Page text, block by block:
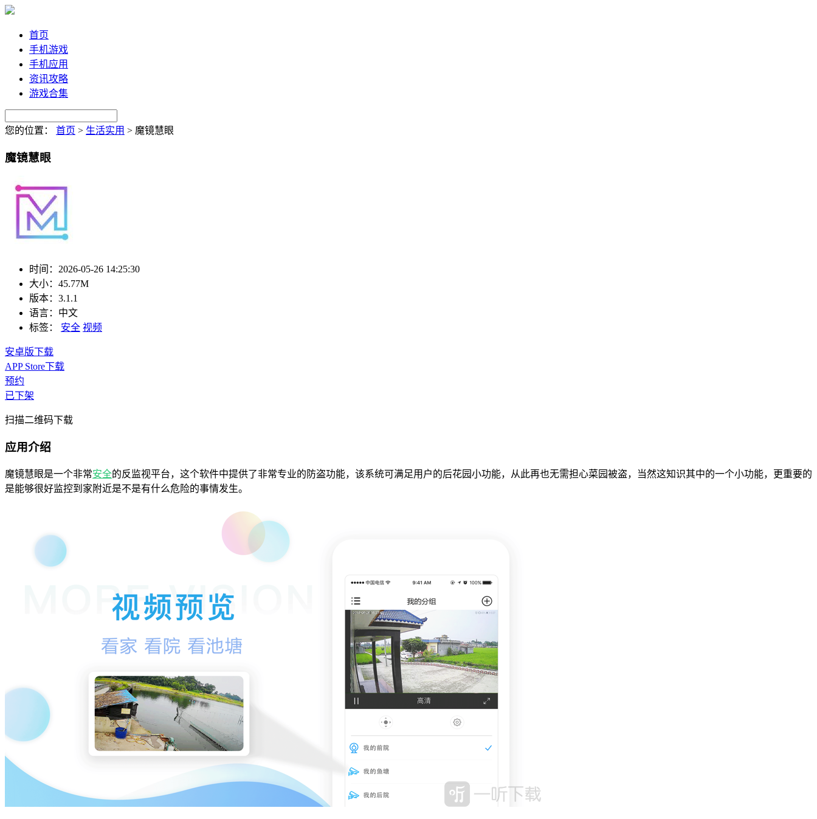
首页
手机游戏
手机应用
资讯攻略
游戏合集
您的位置： 首页 > 生活实用 > 魔镜慧眼
魔镜慧眼
时间： 2026-05-26 14:25:30
大小： 45.77M
版本： 3.1.1
语言： 中文
标签：
安全 视频
安卓版下载
APP Store下载
预约
已下架
扫描二维码下载
应用介绍
魔镜慧眼是一个非常安全的反监视平台，这个软件中提供了非常专业的防盗功能，该系统可满足用户的后花园小功能，从此再也无需担心菜园被盗，当然这知识其中的一个小功能，更重要的
是能够很好监控到家附近是不是有什么危险的事情发生。